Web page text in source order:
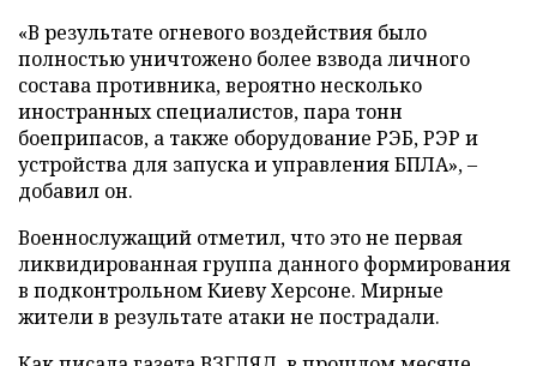
«В результате огневого воздействия было
полностью уничтожено более взвода личного
состава противника, вероятно несколько
иностранных специалистов, пара тонн
боеприпасов, а также оборудование РЭБ, РЭР и
устройства для запуска и управления БПЛА», –
добавил он.
Военнослужащий отметил, что это не первая
ликвидированная группа данного формирования
в подконтрольном Киеву Херсоне. Мирные
жители в результате атаки не пострадали.